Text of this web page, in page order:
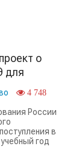
о
для
4 748
России
в
год